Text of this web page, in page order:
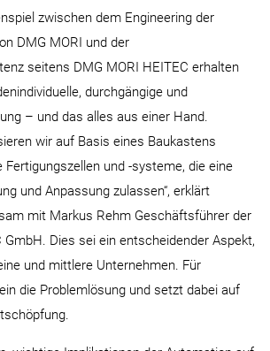
zwischen dem Engineering der
DMG MORI und der
seitens DMG MORI HEITEC erhalten
durchgängige und
– und das alles aus einer Hand.
wir auf Basis eines Baukastens
Fertigungszellen und -systeme, die eine
und Anpassung zulassen“, erklärt
mit Markus Rehm Geschäftsführer der
GmbH. Dies sei ein entscheidender Aspekt,
und mittlere Unternehmen. Für
die Problemlösung und setzt dabei auf